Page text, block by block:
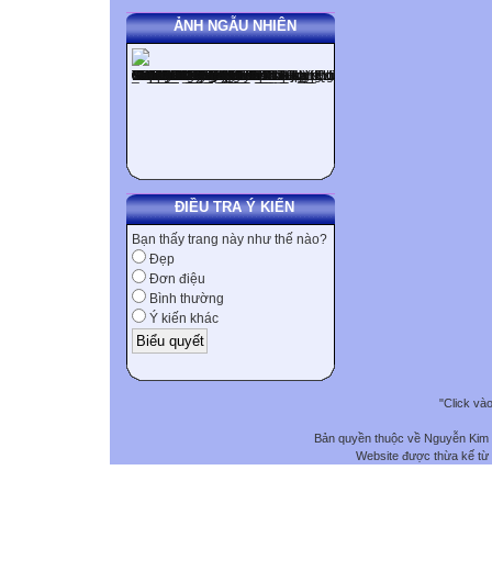
ẢNH NGẪU NHIÊN
ĐIỀU TRA Ý KIẾN
Bạn thấy trang này như thế nào?
Đẹp
Đơn điệu
Bình thường
Ý kiến khác
"Click
Bản quyền thuộc về Nguyễn
Website được thừa kế từ